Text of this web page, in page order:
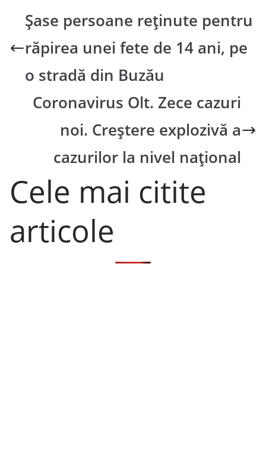
Șase persoane reținute pentru
răpirea unei fete de 14 ani, pe
o stradă din Buzău
Coronavirus Olt. Zece cazuri
noi. Creștere explozivă a
cazurilor la nivel național
Cele mai citite
articole